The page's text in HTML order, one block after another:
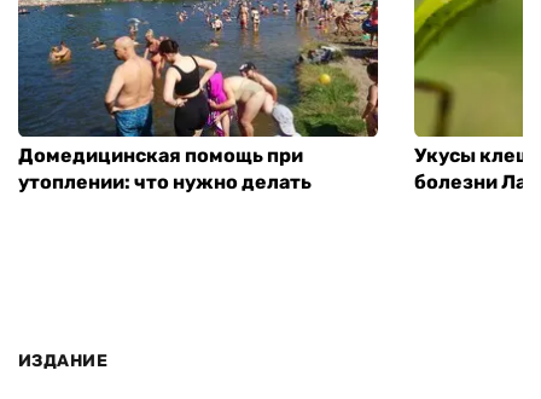
Домедицинская помощь при
утоплении: что нужно делать
Укусы
болезни
ИЗДАНИЕ